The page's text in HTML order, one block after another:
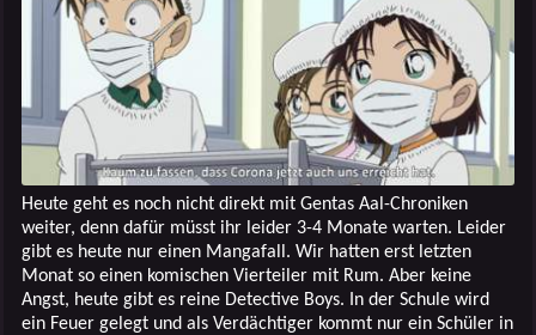
Heute geht es noch nicht direkt mit Gentas Aal-Chroniken
weiter, denn dafür müsst ihr leider 3-4 Monate warten. Leider
gibt es heute nur einen Mangafall. Wir hatten erst letzten
Monat so einen komischen Vierteiler mit Rum. Aber keine
Angst, heute gibt es reine Detective Boys. In der Schule wird
ein Feuer gelegt und als Verdächtiger kommt nur ein Schüler in